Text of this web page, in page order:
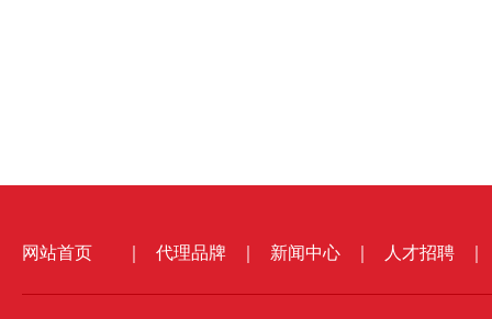
网站首页 代理品牌 新闻中心 人才招聘